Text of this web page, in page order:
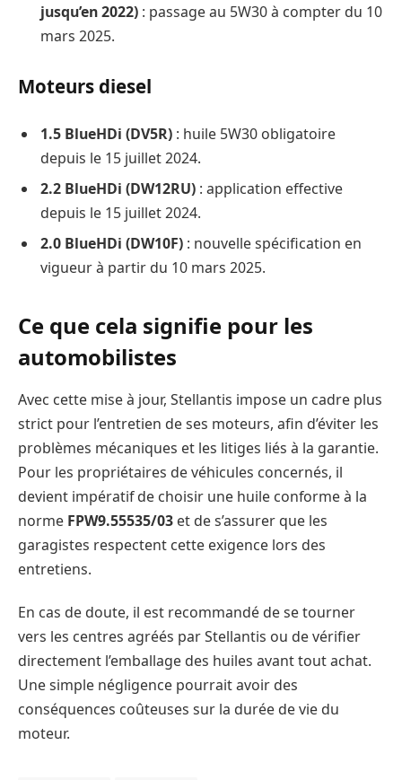
jusqu’en 2022) : passage au 5W30 à compter du 10
mars 2025.
Moteurs diesel
1.5 BlueHDi (DV5R) : huile 5W30 obligatoire
depuis le 15 juillet 2024.
2.2 BlueHDi (DW12RU) : application effective
depuis le 15 juillet 2024.
2.0 BlueHDi (DW10F) : nouvelle spécification en
vigueur à partir du 10 mars 2025.
Ce que cela signifie pour les
automobilistes
Avec cette mise à jour, Stellantis impose un cadre plus
strict pour l’entretien de ses moteurs, afin d’éviter les
problèmes mécaniques et les litiges liés à la garantie.
Pour les propriétaires de véhicules concernés, il
devient impératif de choisir une huile conforme à la
norme FPW9.55535/03 et de s’assurer que les
garagistes respectent cette exigence lors des
entretiens.
En cas de doute, il est recommandé de se tourner
vers les centres agréés par Stellantis ou de vérifier
directement l’emballage des huiles avant tout achat.
Une simple négligence pourrait avoir des
conséquences coûteuses sur la durée de vie du
moteur.